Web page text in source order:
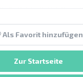
Als Favorit hinzufügen
Zur Startseite